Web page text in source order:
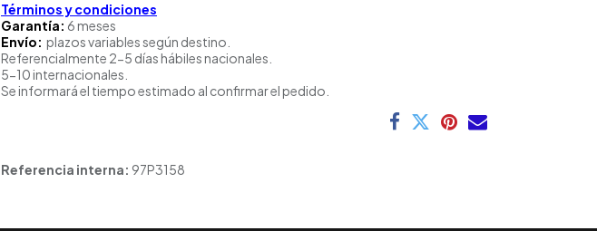
Términos y condiciones
Garantía: 6 meses
Envío: plazos variables según destino.
Referencialmente 2-5 días hábiles nacionales.
5-10 internacionales.
Se informará el tiempo estimado al confirmar el pedido.
Referencia interna: 97P3158